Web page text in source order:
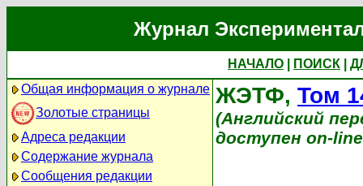
Журнал
НАЧАЛО ПОИСК
Общая информация о журнале
Золотые страницы
Адреса редакции
Содержание журнала
Сообщения редакции
ЖЭТФ, Том
(Английский
доступен on-